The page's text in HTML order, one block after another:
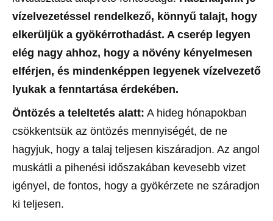
vízelvezetéssel rendelkező, könnyű talajt, hogy
elkerüljük a gyökérrothadást. A cserép legyen
elég nagy ahhoz, hogy a növény kényelmesen
elférjen, és mindenképpen legyenek vízelvezető
lyukak a fenntartása érdekében.
Öntözés a teleltetés alatt: A hideg hónapokban
csökkentsük az öntözés mennyiségét, de ne
hagyjuk, hogy a talaj teljesen kiszáradjon. Az angol
muskátli a pihenési időszakában kevesebb vizet
igényel, de fontos, hogy a gyökérzete ne száradjon
ki teljesen.